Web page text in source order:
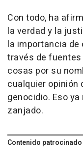
Con todo, ha
la verdad y la
la importancia de
través de fuentes
cosas por su
cualquier opinión
genocidio. Eso
zanjado.
Contenido patrocinado